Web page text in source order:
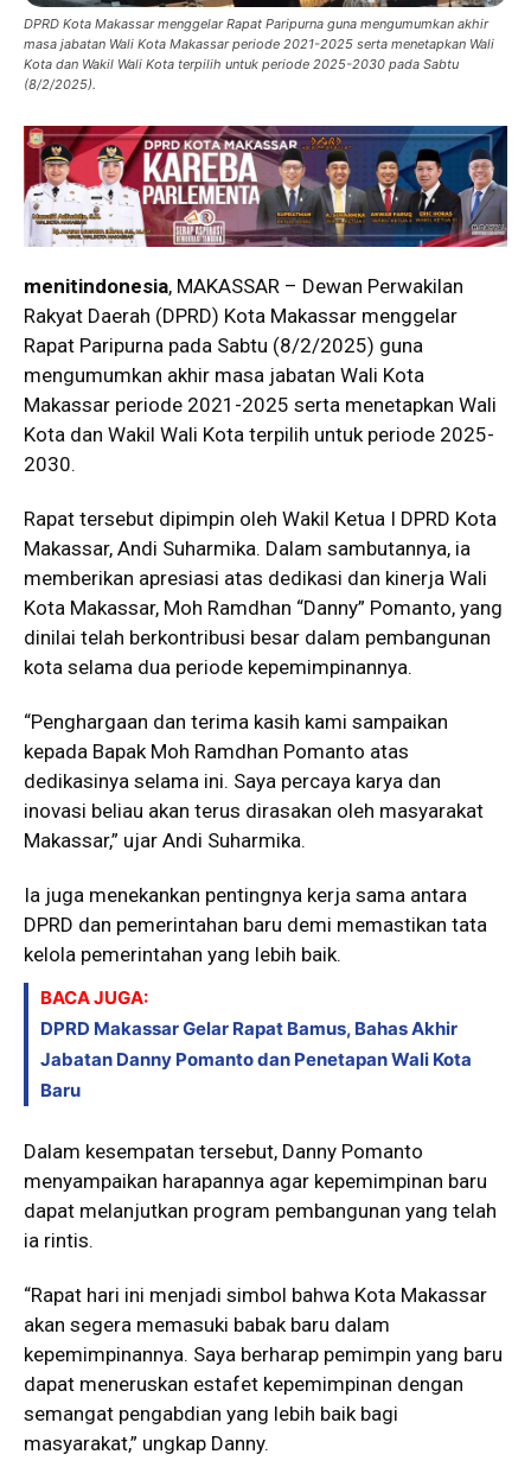
DPRD Kota Makassar menggelar Rapat Paripurna guna mengumumkan akhir
masa jabatan Wali Kota Makassar periode 2021-2025 serta menetapkan Wali
Kota dan Wakil Wali Kota terpilih untuk periode 2025-2030 pada Sabtu
(8/2/2025).
menitindonesia, MAKASSAR – Dewan Perwakilan
Rakyat Daerah (DPRD) Kota Makassar menggelar
Rapat Paripurna pada Sabtu (8/2/2025) guna
mengumumkan akhir masa jabatan Wali Kota
Makassar periode 2021-2025 serta menetapkan Wali
Kota dan Wakil Wali Kota terpilih untuk periode 2025-
2030.
Rapat tersebut dipimpin oleh Wakil Ketua I DPRD Kota
Makassar, Andi Suharmika. Dalam sambutannya, ia
memberikan apresiasi atas dedikasi dan kinerja Wali
Kota Makassar, Moh Ramdhan “Danny” Pomanto, yang
dinilai telah berkontribusi besar dalam pembangunan
kota selama dua periode kepemimpinannya.
“Penghargaan dan terima kasih kami sampaikan
kepada Bapak Moh Ramdhan Pomanto atas
dedikasinya selama ini. Saya percaya karya dan
inovasi beliau akan terus dirasakan oleh masyarakat
Makassar,” ujar Andi Suharmika.
Ia juga menekankan pentingnya kerja sama antara
DPRD dan pemerintahan baru demi memastikan tata
kelola pemerintahan yang lebih baik.
BACA JUGA:
DPRD Makassar Gelar Rapat Bamus, Bahas Akhir
Jabatan Danny Pomanto dan Penetapan Wali Kota
Baru
Dalam kesempatan tersebut, Danny Pomanto
menyampaikan harapannya agar kepemimpinan baru
dapat melanjutkan program pembangunan yang telah
ia rintis.
“Rapat hari ini menjadi simbol bahwa Kota Makassar
akan segera memasuki babak baru dalam
kepemimpinannya. Saya berharap pemimpin yang baru
dapat meneruskan estafet kepemimpinan dengan
semangat pengabdian yang lebih baik bagi
masyarakat,” ungkap Danny.